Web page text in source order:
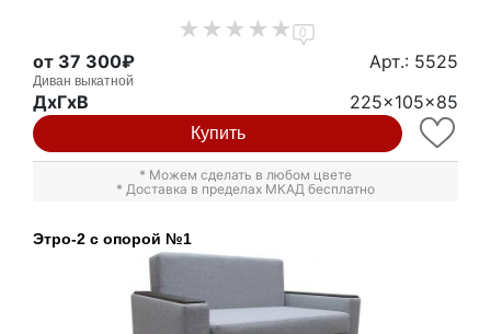
0
от 37 300₽ Арт.: 5525
Диван выкатной
ДxГxВ 225x105x85
Купить
* Можем сделать в любом цвете
* Доставка в пределах МКАД бесплатно
Этро-2 с опорой №1